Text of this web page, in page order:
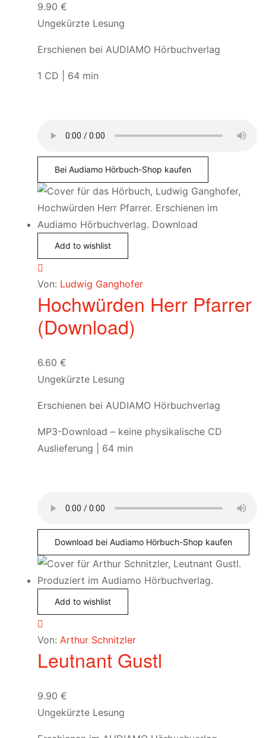
9.90 €
Ungekürzte Lesung
Erschienen bei AUDIAMO Hörbuchverlag
1 CD | 64 min
Bei Audiamo Hörbuch-Shop kaufen
Add to wishlist
Von: Ludwig Ganghofer
Hochwürden Herr Pfarrer
(Download)
6.60 €
Ungekürzte Lesung
Erschienen bei AUDIAMO Hörbuchverlag
MP3-Download – keine physikalische CD
Auslieferung | 64 min
Download bei Audiamo Hörbuch-Shop kaufen
Add to wishlist
Von: Arthur Schnitzler
Leutnant Gustl
9.90 €
Ungekürzte Lesung